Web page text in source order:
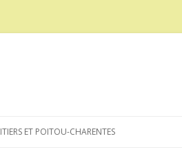
ET POITOU-CHARENTES